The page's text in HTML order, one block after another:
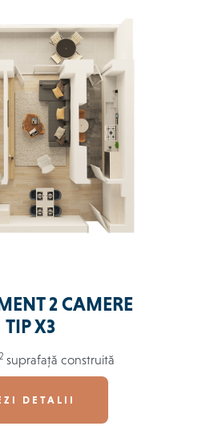
2 CAMERE
TIP X3
2 suprafață construită
DETALII